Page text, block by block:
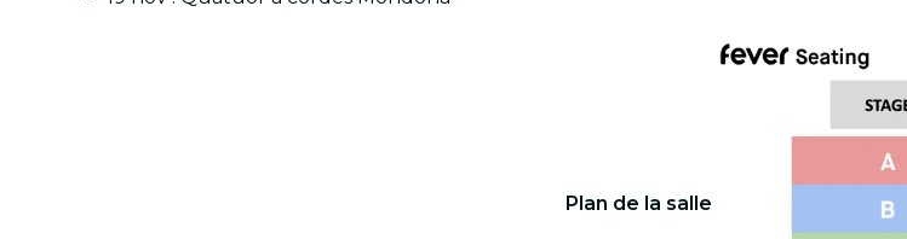
Plan de la salle